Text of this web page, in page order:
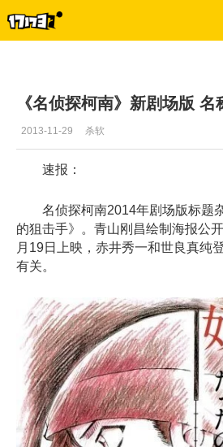
《名侦探柯南》新剧场版
2013-11-29 杀软
速报：
名侦探柯南2014年剧场版标
的狙击手》。青山刚昌绘制海报公
月19日上映，赤井秀一和世良真纯
有关。